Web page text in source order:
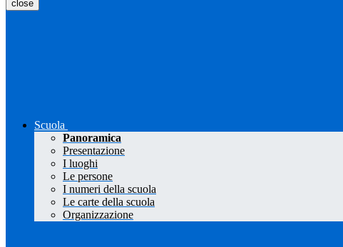
close
Scuola
Panoramica
Presentazione
I luoghi
Le persone
I numeri della scuola
Le carte della scuola
Organizzazione